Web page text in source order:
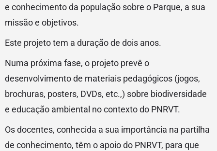
e conhecimento da população sobre o Parque, a sua
missão e objetivos.
Este projeto tem a duração de dois anos.
Numa próxima fase, o projeto prevê o
desenvolvimento de materiais pedagógicos (jogos,
brochuras, posters, DVDs, etc.,) sobre biodiversidade
e educação ambiental no contexto do PNRVT.
Os docentes, conhecida a sua importância na partilha
de conhecimento, têm o apoio do PNRVT, para que